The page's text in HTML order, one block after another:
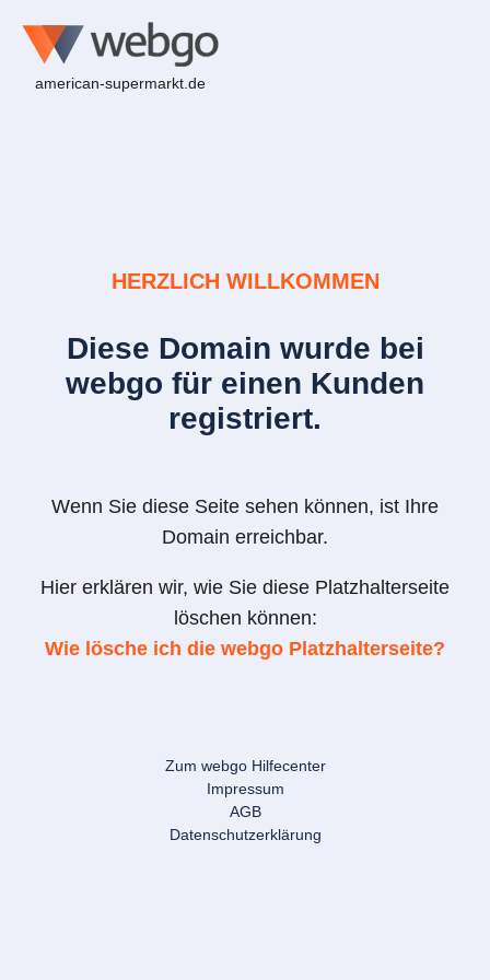
american-supermarkt.de
HERZLICH WILLKOMMEN
Diese Domain wurde bei
webgo für einen Kunden
registriert.
Wenn Sie diese Seite sehen können, ist Ihre
Domain erreichbar.
Hier erklären wir, wie Sie diese Platzhalterseite
löschen können:
Wie lösche ich die webgo Platzhalterseite?
Zum webgo Hilfecenter
Impressum
AGB
Datenschutzerklärung